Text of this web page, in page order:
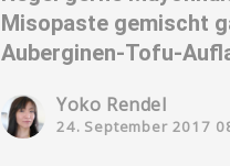
Misopaste gemischt
Auberginen-Tofu-
Yoko Rendel
24. September 2017